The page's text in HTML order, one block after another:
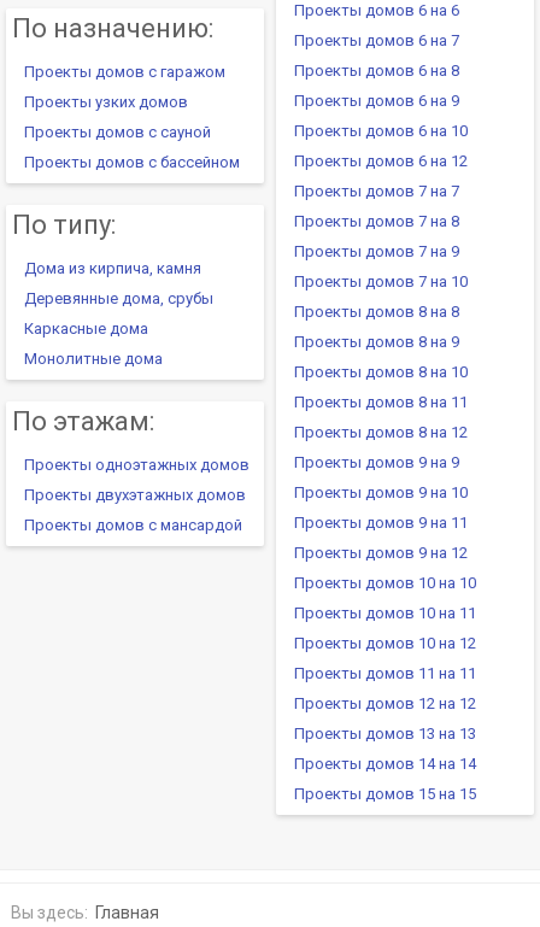
По назначению:
Проекты домов с гаражом
Проекты узких домов
Проекты домов с сауной
Проекты домов с бассейном
По типу:
Дома из кирпича, камня
Деревянные дома, срубы
Каркасные дома
Монолитные дома
По этажам:
Проекты одноэтажных домов
Проекты двухэтажных домов
Проекты домов с мансардой
Проекты домов 6 на 6
Проекты домов 6 на 7
Проекты домов 6 на 8
Проекты домов 6 на 9
Проекты домов 6 на 10
Проекты домов 6 на 12
Проекты домов 7 на 7
Проекты домов 7 на 8
Проекты домов 7 на 9
Проекты домов 7 на 10
Проекты домов 8 на 8
Проекты домов 8 на 9
Проекты домов 8 на 10
Проекты домов 8 на 11
Проекты домов 8 на 12
Проекты домов 9 на 9
Проекты домов 9 на 10
Проекты домов 9 на 11
Проекты домов 9 на 12
Проекты домов 10 на 10
Проекты домов 10 на 11
Проекты домов 10 на 12
Проекты домов 11 на 11
Проекты домов 12 на 12
Проекты домов 13 на 13
Проекты домов 14 на 14
Проекты домов 15 на 15
Вы здесь: Главная